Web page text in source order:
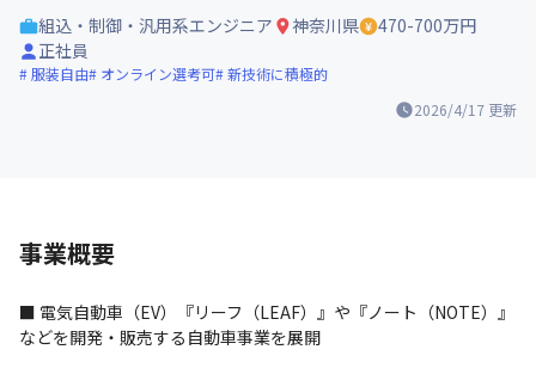
2026/4/17 更新
組込・制御・汎用系エンジニア 神奈川県
470-700万円
正社員
服装自由 オンライン選考可 新技術に積極的
事業概要
■ 電気自動車（EV）『リーフ（LEAF）』や『ノート（NOTE）』
などを開発・販売する自動車事業を展開